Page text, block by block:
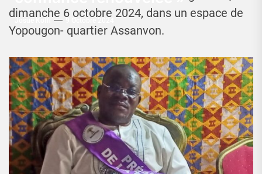
dimanche 6 octobre 2024, dans un espace de
Yopougon- quartier Assanvon.